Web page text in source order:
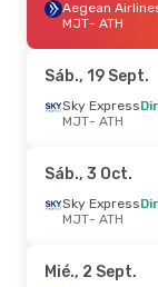
Aegean
MJT- ATH
Sáb., 19 Sept.
Sky Express
MJT- ATH
Sáb., 3 Oct.
Sky Express
MJT- ATH
Mié., 2 Sept.